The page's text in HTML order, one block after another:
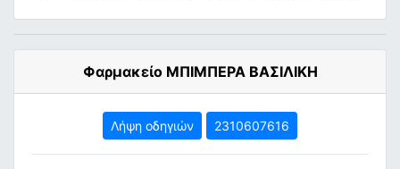
Φαρμακείο ΜΠΙΜΠΕΡΑ ΒΑΣΙΛΙΚΗ
Λήψη οδηγιών 2310607616